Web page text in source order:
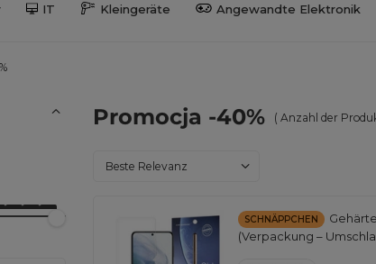
IT Kleingeräte Angewandte Elektronik
Promocja -40% ( Anzahl der
Sortierung ändern
Beste Relevanz
SCHNÄPPCHEN
(Verpackung –